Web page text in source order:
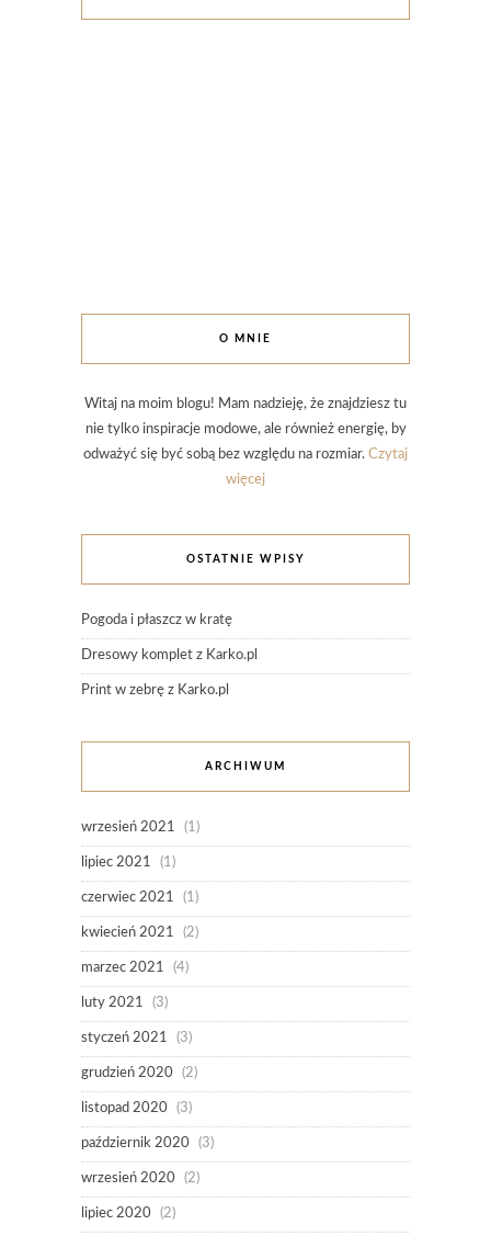
O MNIE
Witaj na moim blogu! Mam nadzieję, że znajdziesz tu
nie tylko inspiracje modowe, ale również energię, by
odważyć się być sobą bez względu na rozmiar. Czytaj
więcej
OSTATNIE WPISY
Pogoda i płaszcz w kratę
Dresowy komplet z Karko.pl
Print w zebrę z Karko.pl
ARCHIWUM
wrzesień 2021 (1)
lipiec 2021 (1)
czerwiec 2021 (1)
kwiecień 2021 (2)
marzec 2021 (4)
luty 2021 (3)
styczeń 2021 (3)
grudzień 2020 (2)
listopad 2020 (3)
październik 2020 (3)
wrzesień 2020 (2)
lipiec 2020 (2)